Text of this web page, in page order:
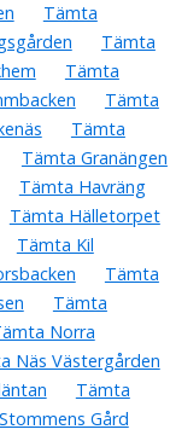
Tämta
Tämta
Tämta
Tämta
Tämta
Tämta Granängen
Tämta Havräng
Tämta Hälletorpet
Tämta Kil
Tämta
Tämta
Norra
Näs Västergården
Tämta
Gård